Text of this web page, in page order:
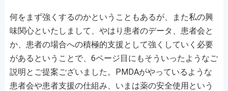
何をまず強くするのかということもあるが、また私の興
味関心といたしまして、やはり患者のデータ、患者会と
か、患者の場合への積極的支援として強くしていく必要
があるということで、6ページ目にもそういったようなご
説明とご提案ございました。PMDAがやっているような
患者会や患者支援の仕組み、いまは薬の安全使用という